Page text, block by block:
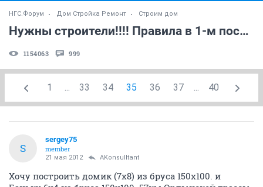
НГС.Форум Дом Стройка Ремонт Строим дом
Нужны строители!!!! Правила в 1-м посте топика
1154063 999
1 ... 33 34 35 36 37 ... 40
S
sergey75
member
21 мая 2012 AKonsulltant
Хочу построить домик (7х8) из бруса 150х100. и